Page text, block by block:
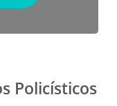
Policísticos